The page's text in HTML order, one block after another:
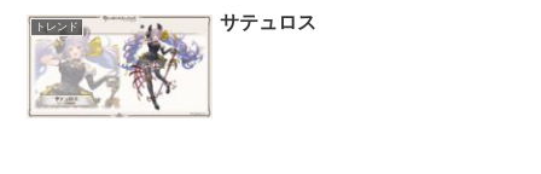
トレンド サテュロス